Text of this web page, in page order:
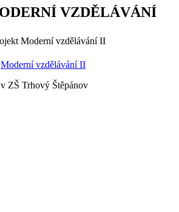
VZDĚLÁVÁNÍ
Moderní vzdělávání II